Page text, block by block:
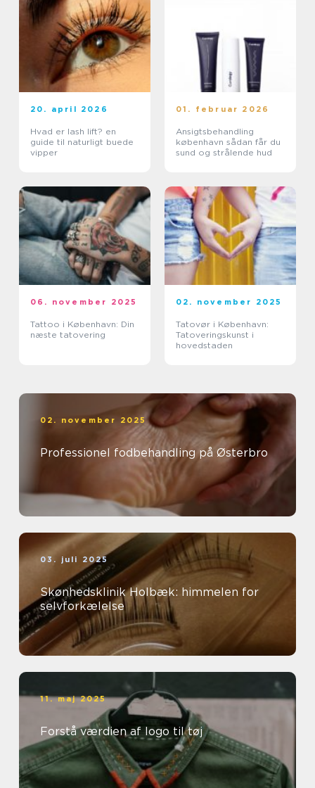
20. april 2026
Hvad er lash lift? en
guide til naturligt buede
vipper
01. februar 2026
Ansigtsbehandling
københavn sådan får du
sund og strålende hud
06. november 2025
Tattoo i København: Din
næste tatovering
02. november 2025
Tatovør i København:
Tatoveringskunst i
hovedstaden
02. november 2025
Professionel fodbehandling på Østerbro
03. juli 2025
Skønhedsklinik Holbæk: himmelen for
selvforkælelse
11. maj 2025
Forstå værdien af logo til tøj